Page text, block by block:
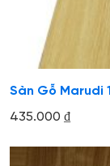
Sàn Gỗ Marudi
435.000 ₫